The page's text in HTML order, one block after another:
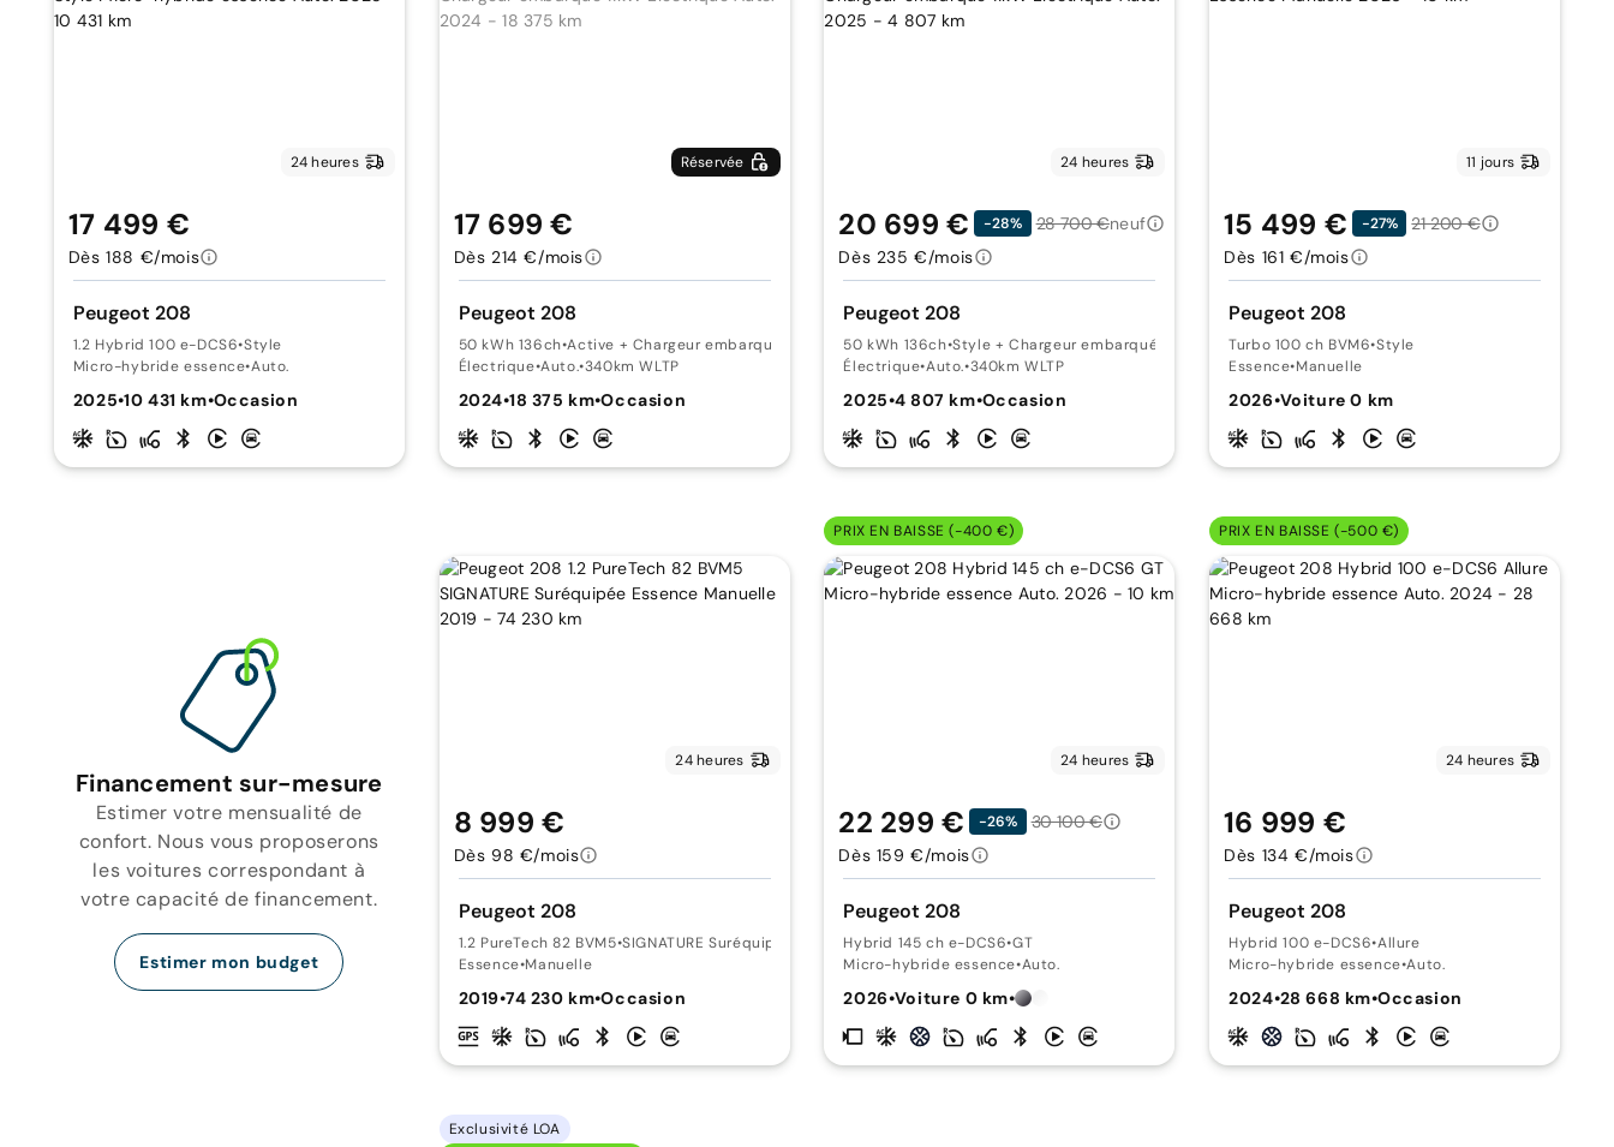
24 heures
Peugeot 208
1.2 Hybrid 100 e-DCS6•Style
Micro-hybride essence•Auto.
2025•10 431 km•Occasion
17 499 €
Dès 188 €/mois
Réservée
Peugeot 208
50 kWh 136ch•Active + Chargeur embarqué 11kW
Électrique•Auto.•340km WLTP
2024•18 375 km•Occasion
17 699 €
Dès 214 €/mois
24 heures
Peugeot 208
50 kWh 136ch•Style + Chargeur embarqué 11kW
Électrique•Auto.•340km WLTP
2025•4 807 km•Occasion
20 699 € -28% 28 700 €neuf
Dès 235 €/mois
11 jours
Peugeot 208
Turbo 100 ch BVM6•Style
Essence•Manuelle
2026•Voiture 0 km
15 499 € -27%
21 200 €
Dès 161 €/mois
Financement sur-mesure
Estimer votre mensualité de
confort. Nous vous proposerons
les voitures correspondant à
votre capacité de financement.
Estimer mon budget
24 heures
Peugeot 208
1.2 PureTech 82 BVM5•SIGNATURE Suréquipée
Essence•Manuelle
2019•74 230 km•Occasion
8 999 €
Dès 98 €/mois
PRIX EN BAISSE (-400 €)
24 heures
Peugeot 208
Hybrid 145 ch e-DCS6•GT
Micro-hybride essence•Auto.
2026•Voiture 0 km•
22 299 € -26%
30 100 €
Dès 159 €/mois
PRIX EN BAISSE (-500 €)
24 heures
Peugeot 208
Hybrid 100 e-DCS6•Allure
Micro-hybride essence•Auto.
2024•28 668 km•Occasion
16 999 €
Dès 134 €/mois
Exclusivité LOA